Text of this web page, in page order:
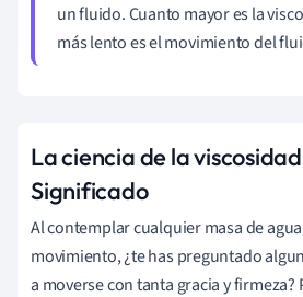
un fluido. Cuanto mayor es la
más lento es el movimiento del
La ciencia de la
Significado
Al contemplar cualquier masa de
movimiento, ¿te has preguntado
a moverse con tanta gracia y firmeza?